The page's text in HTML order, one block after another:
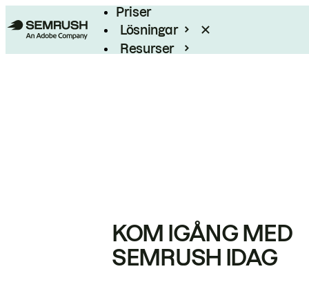
Priser
Lösningar
Resurser
KOM IGÅNG MED
SEMRUSH IDAG